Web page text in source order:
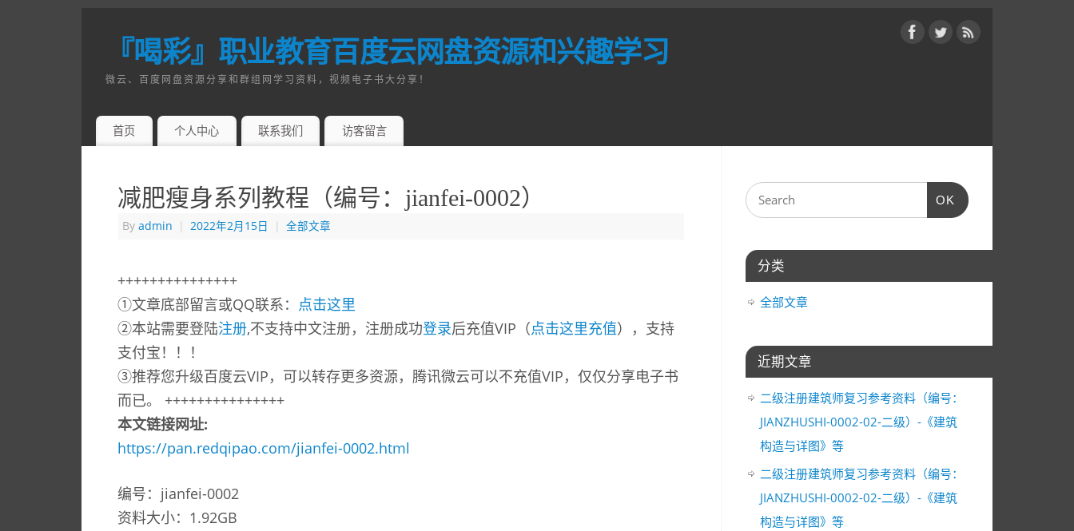
『喝彩』职业教育百度云网盘资源和兴趣学习
微云、百度网盘资源分享和群组网学习资料，视频电子书大分享！
首页 个人中心 联系我们 访客留言
减肥瘦身系列教程（编号：jianfei-0002）
By admin | 2022年2月15日 | 全部文章
+++++++++++++++
①文章底部留言或QQ联系： 点击这里
②本站需要登陆注册,不支持中文注册，注册成功登录后充值VIP（点击这里充值），支持
支付宝！！！
③推荐您升级百度云VIP，可以转存更多资源，腾讯微云可以不充值VIP，仅仅分享电子书
而已。 +++++++++++++++
本文链接网址:
https://pan.redqipao.com/jianfei-0002.html
编号：jianfei-0002
资料大小：1.92GB
OK
分类
全部文章
近期文章
二级注册建筑师复习参考资料（编号：
JIANZHUSHI-0002-02-二级）-《建筑
构造与详图》等
二级注册建筑师复习参考资料（编号：
JIANZHUSHI-0002-02-二级）-《建筑
构造与详图》等